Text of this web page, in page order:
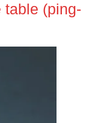
table (ping-